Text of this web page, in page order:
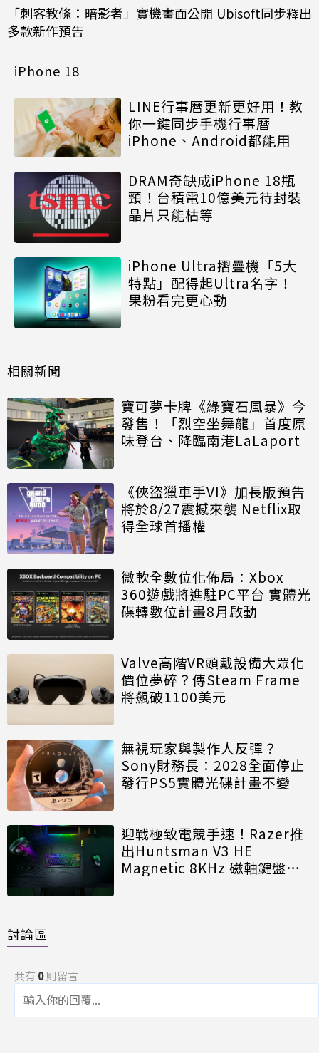
「刺客教條：暗影者」實機畫面公開 Ubisoft同步釋出
多款新作預告
iPhone 18
LINE行事曆更新更好用！教
你一鍵同步手機行事曆
iPhone、Android都能用
DRAM奇缺成iPhone 18瓶
頸！台積電10億美元待封裝
晶片只能枯等
iPhone Ultra摺疊機「5大
特點」配得起Ultra名字！
果粉看完更心動
相關新聞
寶可夢卡牌《綠寶石風暴》今
發售！「烈空坐舞龍」首度原
味登台、降臨南港LaLaport
《俠盜獵車手VI》加長版預告
將於8/27震撼來襲 Netflix取
得全球首播權
微軟全數位化佈局：Xbox
360遊戲將進駐PC平台 實體光
碟轉數位計畫8月啟動
Valve高階VR頭戴設備大眾化
價位夢碎？傳Steam Frame
將飆破1100美元
無視玩家與製作人反彈？
Sony財務長：2028全面停止
發行PS5實體光碟計畫不變
迎戰極致電競手速！Razer推
出Huntsman V3 HE
Magnetic 8KHz 磁軸鍵盤效
討論區
共有 0則留言